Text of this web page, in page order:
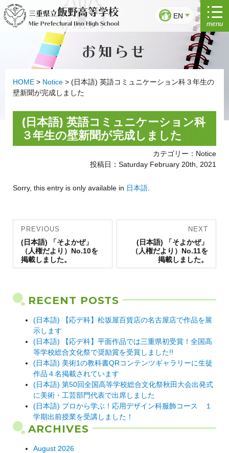
Skip
to
content
三重県立飯野高等学校
Mie Prefectural Iino High School
EN
menu
お知らせ
HOME > Notice > (日本語) 英語コミュニケーション科３年生の
壁新聞が完成しました
(日本語) 英語コミュニケーション科
３年生の壁新聞が完成しました
カテゴリー：Notice
投稿日：Saturday February 20th, 2021
Sorry, this entry is only available in 日本語
Post
navigation
PREVIOUS
Previous
post:
(日本語) 「そよかぜ」
（人権だより）No.10を
掲載しました。
NEXT
Next
post:
(日本語) 「そよかぜ」
（人権だより）No.11を
掲載しました。
RECENT POSTS
(日本語) 【応デ科】松坂屋百貨店の名古屋店で作品を展
示します
(日本語) 【応デ科】平面作品では三重県初受賞！全国高
等学校総合文化祭で奨励賞を受賞しました!!
(日本語) 美術1の教科書QRコンテンツギャラリーに生徒
作品４名掲載されています
(日本語) 第50回全国高等学校総合文化祭秋田大会出発式
に美術・工芸部門代表で出席しました
(日本語) プロから学ぶ！応用デザイン科服飾コース １
学期出前授業を受講しました！
ARCHIVES
August 2026